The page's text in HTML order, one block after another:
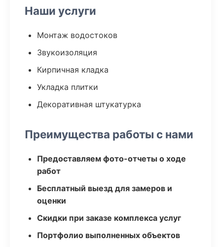
Наши услуги
Монтаж водостоков
Звукоизоляция
Кирпичная кладка
Укладка плитки
Декоративная штукатурка
Преимущества работы с нами
Предоставляем фото-отчеты о ходе
работ
Бесплатный выезд для замеров и
оценки
Скидки при заказе комплекса услуг
Портфолио выполненных объектов